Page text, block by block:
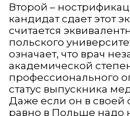
Второй –
кандидат сдает этот
считается
польского
означает, что врач
академической
профессионального
статус выпускника
Даже если он в своей
равно в Польше надо